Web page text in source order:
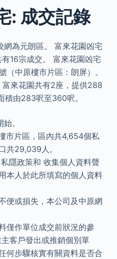
: 成交記錄
為元朗區。 富來花園凶宅
16宗成交。 富來花園凶宅
（中原樓市片區：朗屏）。
來花園共有2座，提供288
積由283呎至360呎。
。
市片區，區內共4,654個私
共29,039人。
隱政策和 收集個人資料聲
本人於此所填寫的個人資料
便或損失，本公司及中原網
僅作單位成交前狀況的參
客戶發出或推銷個別單
何步驟核實有關資料是否合